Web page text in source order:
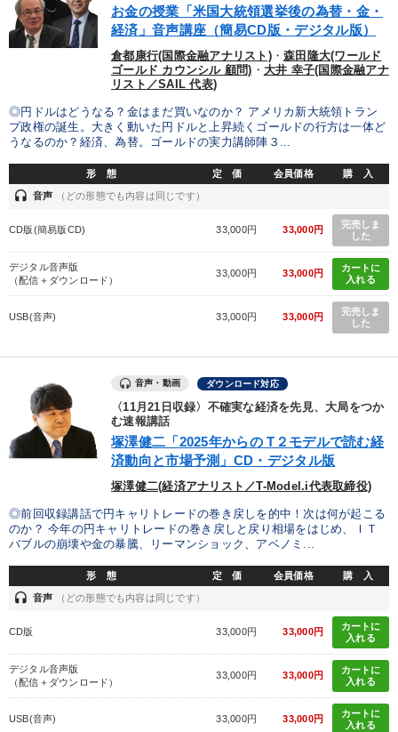
お金の授業「米国大統領選挙後の為替・金・
経済」音声講座（簡易CD版・デジタル版）
倉都康行(国際金融アナリスト)・森田隆大(ワールド
ゴールド カウンシル 顧問) ・ 大井 幸子(国際金融アナ
リスト／SAIL 代表)
◎円ドルはどうなる？金はまだ買いなのか？ アメリカ新大統領トラン
プ政権の誕生。大きく動いた円ドルと上昇続くゴールドの行方は一体ど
うなるのか？経済、為替。ゴールドの実力講師陣３...
形 態 定 価 会員価格 購 入
headset 音声 （どの形態でも内容は同じです）
CD版(簡易版CD) 33,000円 33,000円
完売しま
した
デジタル音声版
（配信＋ダウンロード）
33,000円 33,000円
カートに
入れる
USB(音声) 33,000円 33,000円
完売しま
した
音声・動画 ダウンロード対応
〈11月21日収録〉不確実な経済を先見、大局をつか
む速報講話
塚澤健二「2025年からの T２モデルで読む経
済動向と市場予測」CD・デジタル版
塚澤健二(経済アナリスト／T-Model.i代表取締役)
◎前回収録講話で円キャリトレードの巻き戻しを的中！次は何が起こる
のか？ 今年の円キャリトレードの巻き戻しと戻り相場をはじめ、ＩＴ
バブルの崩壊や金の暴騰、リーマンショック、アベノミ...
形 態 定 価 会員価格 購 入
headset 音声 （どの形態でも内容は同じです）
CD版 33,000円 33,000円
カートに
入れる
デジタル音声版
（配信＋ダウンロード）
33,000円 33,000円
カートに
入れる
USB(音声) 33,000円 33,000円
カートに
入れる